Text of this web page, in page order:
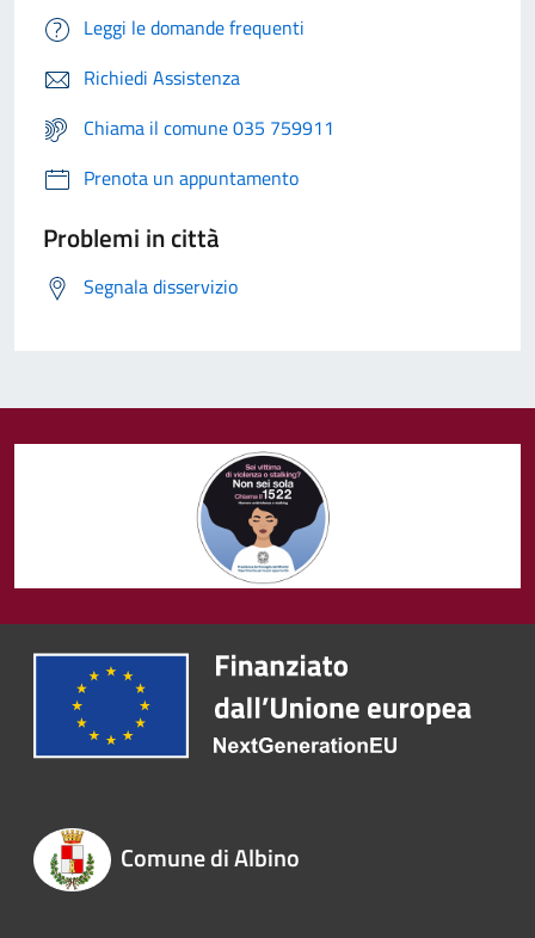
Leggi le domande frequenti
Richiedi Assistenza
Chiama il comune 035 759911
Prenota un appuntamento
Problemi in città
Segnala disservizio
Comune di Albino